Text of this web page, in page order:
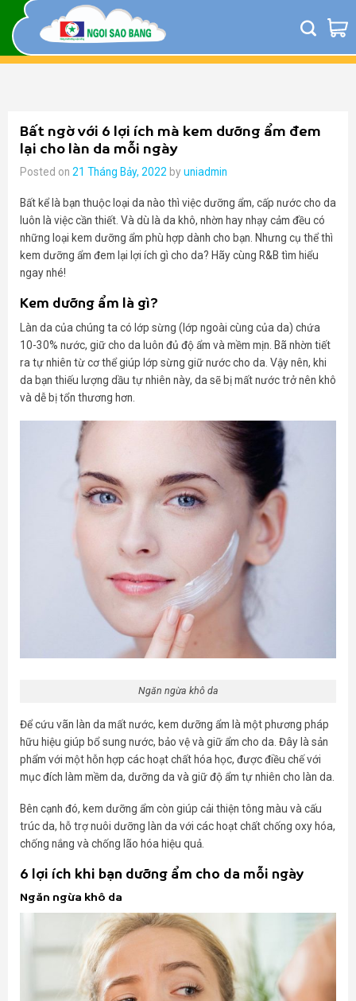
content
Bất ngờ với 6 lợi ích mà kem dưỡng ẩm đem
lại cho làn da mỗi ngày
Posted on 21 Tháng Bảy, 2022 by uniadmin
Bất kể là bạn thuộc loại da nào thì việc dưỡng ẩm, cấp nước cho da
luôn là việc cần thiết. Và dù là da khô, nhờn hay nhạy cảm đều có
những loại kem dưỡng ẩm phù hợp dành cho bạn. Nhưng cụ thể thì
kem dưỡng ẩm đem lại lợi ích gì cho da? Hãy cùng R&B tìm hiểu
ngay nhé!
Kem dưỡng ẩm là gì?
Làn da của chúng ta có lớp sừng (lớp ngoài cùng của da) chứa
10-30% nước, giữ cho da luôn đủ độ ẩm và mềm mịn. Bã nhờn tiết
ra tự nhiên từ cơ thể giúp lớp sừng giữ nước cho da. Vậy nên, khi
da bạn thiếu lượng dầu tự nhiên này, da sẽ bị mất nước trở nên khô
và dễ bị tổn thương hơn.
Ngăn ngừa khô da
Để cứu vãn làn da mất nước, kem dưỡng ẩm là một phương pháp
hữu hiệu giúp bổ sung nước, bảo vệ và giữ ẩm cho da. Đây là sản
phẩm với một hỗn hợp các hoạt chất hóa học, được điều chế với
mục đích làm mềm da, dưỡng da và giữ độ ẩm tự nhiên cho làn da.
Bên cạnh đó, kem dưỡng ẩm còn giúp cải thiện tông màu và cấu
trúc da, hỗ trợ nuôi dưỡng làn da với các hoạt chất chống oxy hóa,
chống nắng và chống lão hóa hiệu quả.
6 lợi ích khi bạn dưỡng ẩm cho da mỗi ngày
Ngăn ngừa khô da